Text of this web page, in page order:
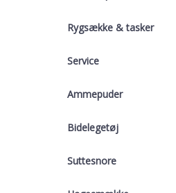
Rygsække & tasker
Service
Ammepuder
Bidelegetøj
Suttesnore